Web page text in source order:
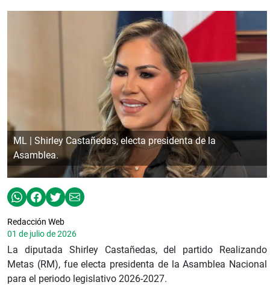
ML | Shirley Castañedas, electa presidenta de la
Asamblea.
Redacción Web
01 de julio de 2026
La diputada Shirley Castañedas, del partido Realizando
Metas (RM), fue electa presidenta de la Asamblea Nacional
para el periodo legislativo 2026-2027.